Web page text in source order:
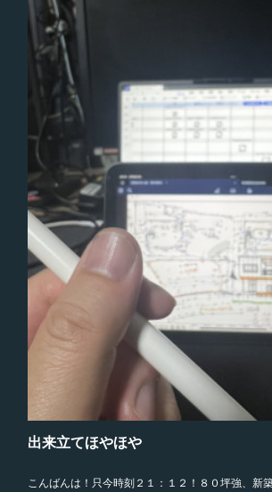
出来立てほやほや
こんばんは！只今時刻２１：１２！８０坪強、新